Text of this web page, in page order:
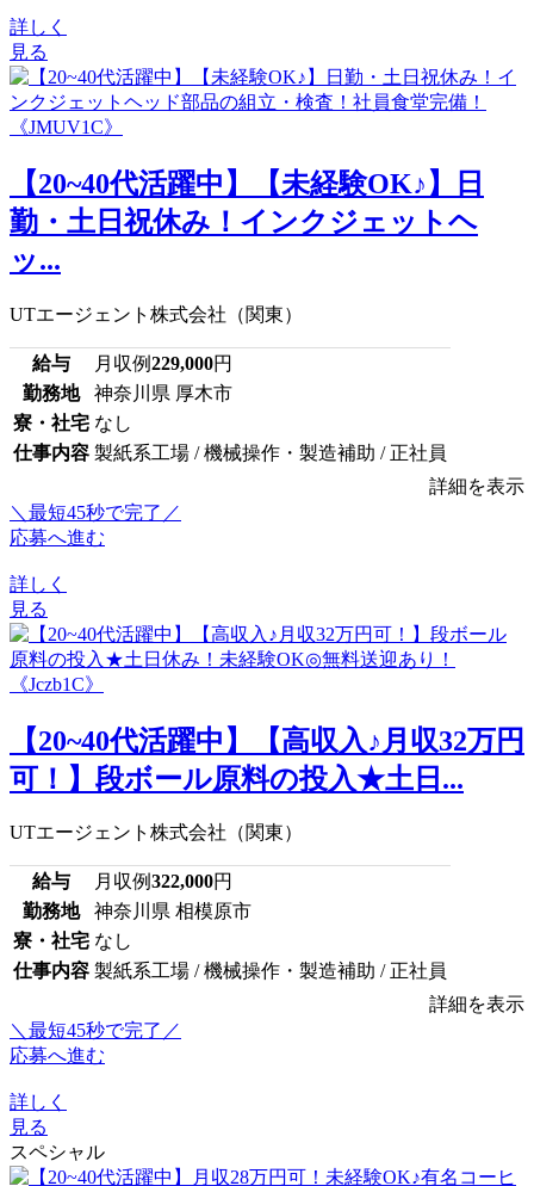
詳しく
見る
【20~40代活躍中】【未経験OK♪】日
勤・土日祝休み！インクジェットヘ
ッ...
UTエージェント株式会社（関東）
給与 月収例229,000円
勤務地
神奈川県 厚木市
寮・社宅 なし
仕事内容 製紙系工場 / 機械操作・製造補助 / 正社員
詳細を表示
＼最短45秒で完了／
応募へ進む
詳しく
見る
【20~40代活躍中】【高収入♪月収32万円
可！】段ボール原料の投入★土日...
UTエージェント株式会社（関東）
給与 月収例322,000円
勤務地
神奈川県 相模原市
寮・社宅 なし
仕事内容 製紙系工場 / 機械操作・製造補助 / 正社員
詳細を表示
＼最短45秒で完了／
応募へ進む
詳しく
見る
スペシャル